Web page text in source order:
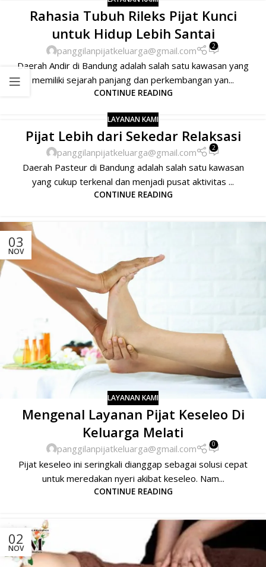
Rahasia Tubuh Rileks Pijat Kunci
untuk Hidup Lebih Santai
panggilanpijatkeluarga@gmail.com 2
Daerah Andir di Bandung adalah salah satu kawasan yang
memiliki sejarah panjang dan perkembangan yan...
CONTINUE READING
LAYANAN KAMI
Pijat Lebih dari Sekedar Relaksasi
panggilanpijatkeluarga@gmail.com 2
Daerah Pasteur di Bandung adalah salah satu kawasan
yang cukup terkenal dan menjadi pusat aktivitas ...
CONTINUE READING
03
NOV
LAYANAN KAMI
Mengenal Layanan Pijat Keseleo Di
Keluarga Melati
panggilanpijatkeluarga@gmail.com 0
Pijat keseleo ini seringkali dianggap sebagai solusi cepat
untuk meredakan nyeri akibat keseleo. Nam...
CONTINUE READING
02
NOV